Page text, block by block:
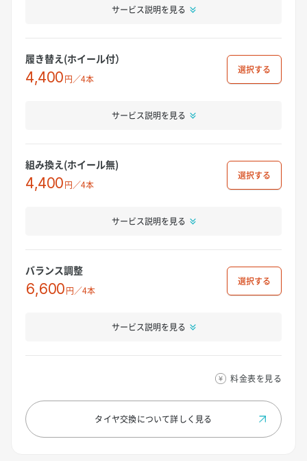
サービス説明を見る
履き替え(ホイール付）
4,400円／4本
選択
サービス説明を見る
組み換え(ホイール無)
4,400円／4本
選択
サービス説明を見る
バランス調整
6,600円／4本
選択
サービス説明を見る
料金表を見る
タイヤ交換について詳しく見る